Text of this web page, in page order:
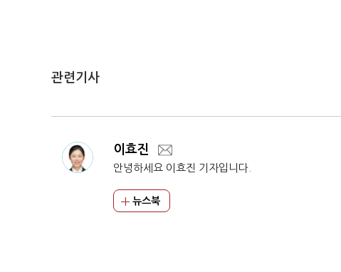
관련기사
이효진
안녕하세요 이효진 기자입니다.
뉴스북